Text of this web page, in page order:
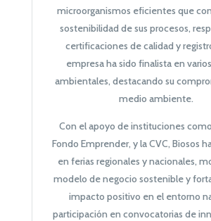
microorganismos eficientes que
sostenibilidad de sus procesos,
certificaciones de calidad y
empresa ha sido finalista en
ambientales, destacando su
medio ambiente.
Con el apoyo de instituciones
Fondo Emprender, y la CVC, Biosos
en ferias regionales y nacionales,
modelo de negocio sostenible y
impacto positivo en el entorno
participación en convocatorias de